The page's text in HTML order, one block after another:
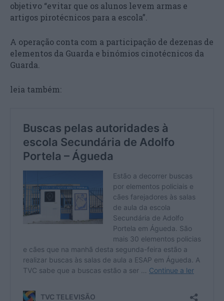
objetivo “evitar que os alunos levem armas e
artigos pirotécnicos para a escola”.
A operação conta com a participação de dezenas de
elementos da Guarda e binómios cinotécnicos da
Guarda.
leia também: